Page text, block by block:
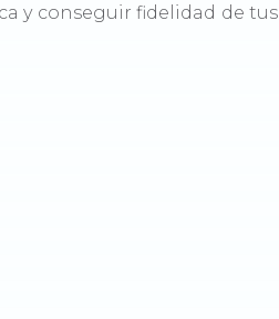
y conseguir fidelidad de tus